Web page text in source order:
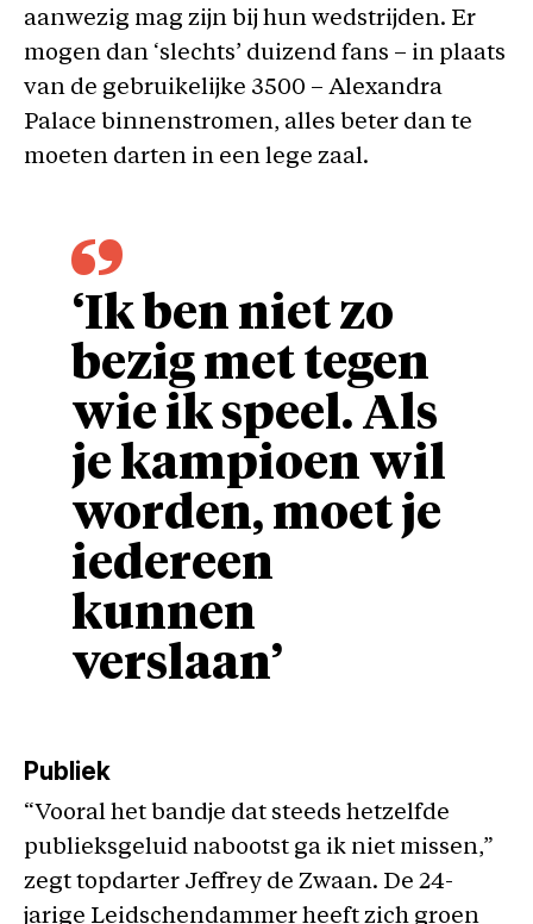
aanwezig mag zijn bij hun wedstrijden. Er
mogen dan ‘slechts’ duizend fans – in plaats
van de gebruikelijke 3500 – Alexandra
Palace binnenstromen, alles beter dan te
moeten darten in een lege zaal.
‘Ik ben niet zo
bezig met tegen
wie ik speel. Als
je kampioen wil
worden, moet je
iedereen
kunnen
verslaan’
Publiek
“Vooral het bandje dat steeds hetzelfde
publieksgeluid nabootst ga ik niet missen,”
zegt topdarter Jeffrey de Zwaan. De 24-
jarige Leidschendammer heeft zich groen